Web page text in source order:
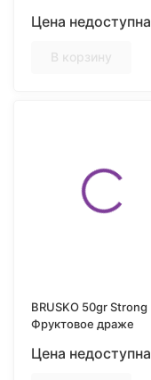
Цена недоступна
В корзину
BRUSKO 50gr Strong
Фруктовое драже
Цена недоступна